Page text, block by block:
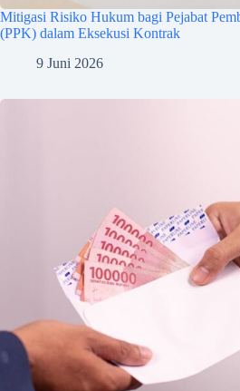
Mitigasi Risiko Hukum bagi Pejabat
(PPK) dalam Eksekusi Kontrak
9 Juni 2026